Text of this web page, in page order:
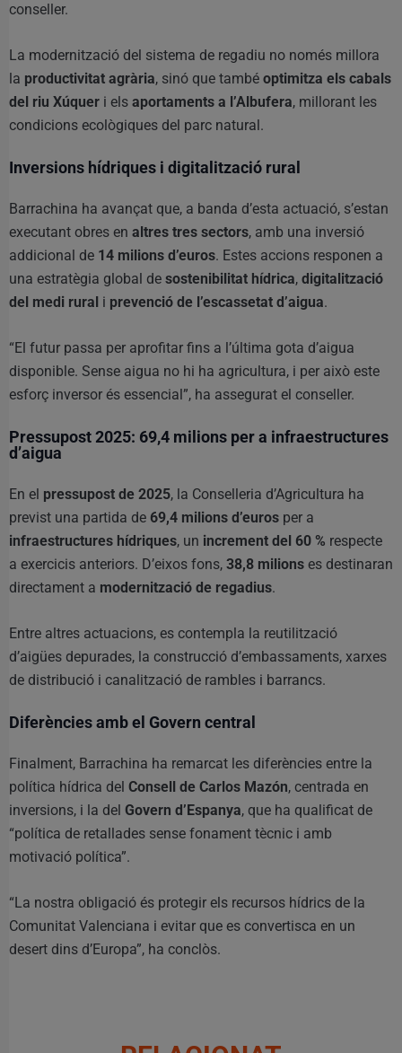
conseller.
La modernització del sistema de regadiu no només millora
la productivitat agrària, sinó que també optimitza els cabals
del riu Xúquer i els aportaments a l’Albufera, millorant les
condicions ecològiques del parc natural.
Inversions hídriques i digitalització rural
Barrachina ha avançat que, a banda d’esta actuació, s’estan
executant obres en altres tres sectors, amb una inversió
addicional de 14 milions d’euros. Estes accions responen a
una estratègia global de sostenibilitat hídrica, digitalització
del medi rural i prevenció de l’escassetat d’aigua.
“El futur passa per aprofitar fins a l’última gota d’aigua
disponible. Sense aigua no hi ha agricultura, i per això este
esforç inversor és essencial”, ha assegurat el conseller.
Pressupost 2025: 69,4 milions per a infraestructures
d’aigua
En el pressupost de 2025, la Conselleria d’Agricultura ha
previst una partida de 69,4 milions d’euros per a
infraestructures hídriques, un increment del 60 % respecte
a exercicis anteriors. D’eixos fons, 38,8 milions es destinaran
directament a modernització de regadius.
Entre altres actuacions, es contempla la reutilització
d’aigües depurades, la construcció d’embassaments, xarxes
de distribució i canalització de rambles i barrancs.
Diferències amb el Govern central
Finalment, Barrachina ha remarcat les diferències entre la
política hídrica del Consell de Carlos Mazón, centrada en
inversions, i la del Govern d’Espanya, que ha qualificat de
“política de retallades sense fonament tècnic i amb
motivació política”.
“La nostra obligació és protegir els recursos hídrics de la
Comunitat Valenciana i evitar que es convertisca en un
desert dins d’Europa”, ha conclòs.